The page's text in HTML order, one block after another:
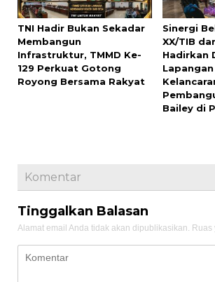
TNI Hadir Bukan Sekadar
Membangun
Infrastruktur, TMMD Ke-
129 Perkuat Gotong
Royong Bersama Rakyat
Sinergi
XX/TIB
Hadirkan
Bailey di
Komentar
Tinggalkan Balasan
Alamat email Anda tidak akan dipublikasikan. Ruas